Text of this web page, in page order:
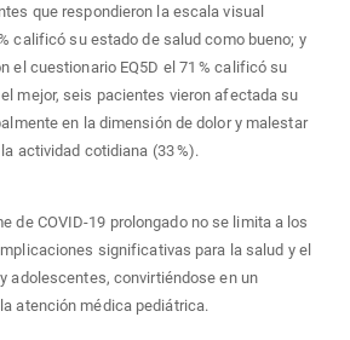
que respondieron la escala visual
calificó su estado de salud como bueno; y
el cuestionario EQ5D el 71 % calificó su
mejor, seis pacientes vieron afectada su
en la dimensión de dolor y malestar
actividad cotidiana (33 %).
de COVID-19 prolongado no se limita a los
significativas para la salud y el
adolescentes, convirtiéndose en un
atención médica pediátrica.